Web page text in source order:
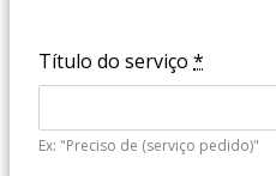
Título do serviço *
Ex: "Preciso de (serviço pedido)"